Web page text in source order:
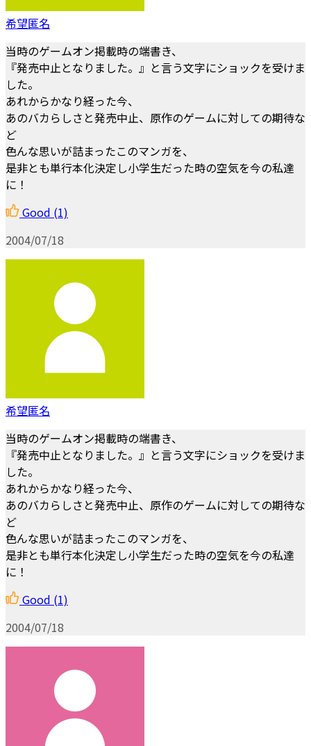
希望匿名
当時のゲームオン掲載時の端書き、
『発売中止となりました。』と言う文字にショックを受けま
した。
あれからかなり経った今、
あのバカらしさと発売中止、原作のゲームに対しての期待な
ど
色んな思いが詰まったこのマンガを、
是非とも単行本化決定し小学生だった時の空気を今の私達
に！
Good (1)
2004/07/18
希望匿名
当時のゲームオン掲載時の端書き、
『発売中止となりました。』と言う文字にショックを受けま
した。
あれからかなり経った今、
あのバカらしさと発売中止、原作のゲームに対しての期待な
ど
色んな思いが詰まったこのマンガを、
是非とも単行本化決定し小学生だった時の空気を今の私達
に！
Good (1)
2004/07/18